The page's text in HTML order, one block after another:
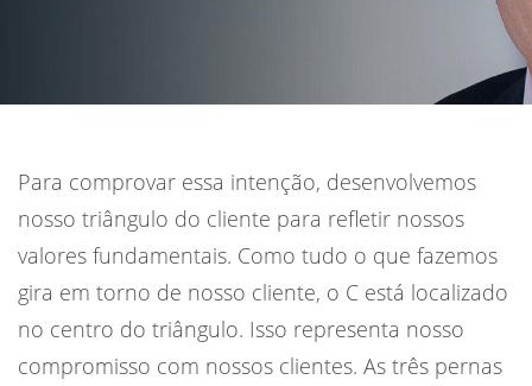
Para comprovar essa intenção, desenvolvemos
nosso triângulo do cliente para refletir nossos
valores fundamentais. Como tudo o que fazemos
gira em torno de nosso cliente, o C está localizado
no centro do triângulo. Isso representa nosso
compromisso com nossos clientes. As três pernas